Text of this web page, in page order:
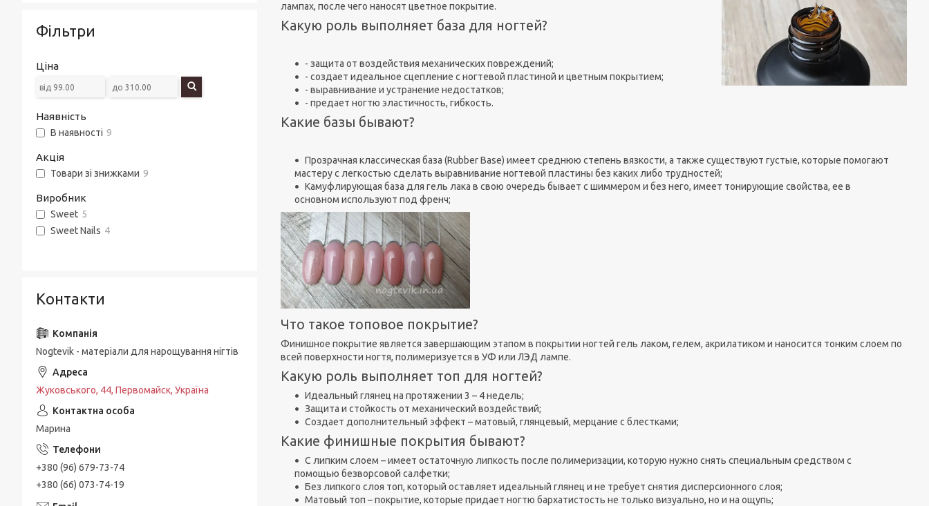
лампах, после чего наносят цветное покрытие.
Какую роль выполняет база для ногтей?
- защита от воздействия механических повреждений;
- создает идеальное сцепление с ногтевой пластиной и цветным покрытием;
- выравнивание и устранение недостатков;
- предает ногтю эластичность, гибкость.
Какие базы бывают?
Прозрачная классическая база (Rubber Base) имеет среднюю степень вязкости, а также существуют густые, которые помогают
мастеру с легкостью сделать выравнивание ногтевой пластины без каких либо трудностей;
Камуфлирующая база для гель лака в свою очередь бывает с шиммером и без него, имеет тонирующие свойства, ее в
основном используют под френч;
Что такое топовое покрытие?
Финишное покрытие является завершающим этапом в покрытии ногтей гель лаком, гелем, акрилатиком и наносится тонким слоем по
всей поверхности ногтя, полимеризуется в УФ или ЛЭД лампе.
Какую роль выполняет топ для ногтей?
Идеальный глянец на протяжении 3 – 4 недель;
Защита и стойкость от механический воздействий;
Создает дополнительный эффект – матовый, глянцевый, мерцание с блестками;
Какие финишные покрытия бывают?
С липким слоем – имеет остаточную липкость после полимеризации, которую нужно снять специальным средством с
помощью безворсовой салфетки;
Без липкого слоя топ, который оставляет идеальный глянец и не требует снятия дисперсионного слоя;
Матовый топ – покрытие, которые придает ногтю бархатистость не только визуально, но и на ощупь;
Фільтри
Ціна
Наявність
В наявності 9
Акція
Товари зі знижками 9
Виробник
Sweet 5
Sweet Nails 4
Контакти
Nogtevik - матеріали для нарощування нігтів
Жуковського, 44, Первомайск, Україна
Марина
+380 (96) 679-73-74
+380 (66) 073-74-19